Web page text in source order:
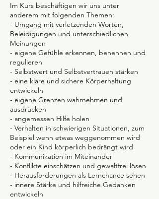
Im Kurs beschäftigen wir uns unter
anderem mit folgenden Themen:
- Umgang mit verletzenden Worten,
Beleidigungen und unterschiedlichen
Meinungen
- eigene Gefühle erkennen, benennen und
regulieren
- Selbstwert und Selbstvertrauen stärken
- eine klare und sichere Körperhaltung
entwickeln
- eigene Grenzen wahrnehmen und
ausdrücken
- angemessen Hilfe holen
- Verhalten in schwierigen Situationen, zum
Beispiel wenn etwas weggenommen wird
oder ein Kind körperlich bedrängt wird
- Kommunikation im Miteinander
- Konflikte einschätzen und gewaltfrei lösen
- Herausforderungen als Lernchance sehen
- innere Stärke und hilfreiche Gedanken
entwickeln